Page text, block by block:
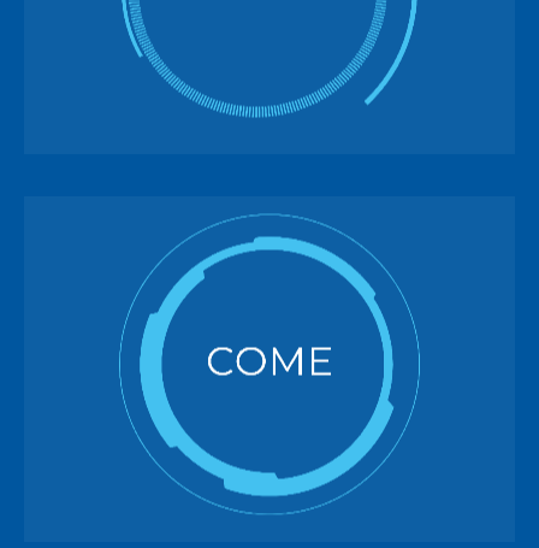
tecnologia abilitante per la digitalizzazione dei
processi industriali, prevista tra l’altro nei fondi
del piano nazionale di ripresa e resilienza
(PNRR).
VPlant mette a disposizione un set di
funzionalità avanzate per il monitoraggio del
locale tecnico o dell’impianto produttivo,
accessibili da interfaccia web, per arrivare a una
vera e propria virtualizzazione e
remotizzazione dell’impianto stesso.